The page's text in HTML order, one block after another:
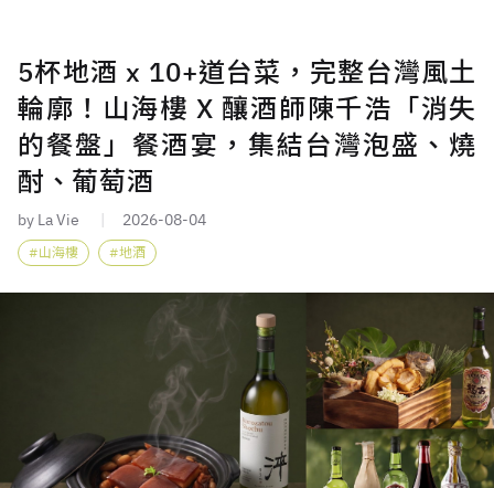
5杯地酒 x 10+道台菜，完整台灣風土
輪廓！山海樓 X 釀酒師陳千浩「消失
的餐盤」餐酒宴，集結台灣泡盛、燒
酎、葡萄酒
by La Vie 2026-08-04
山海樓 地酒